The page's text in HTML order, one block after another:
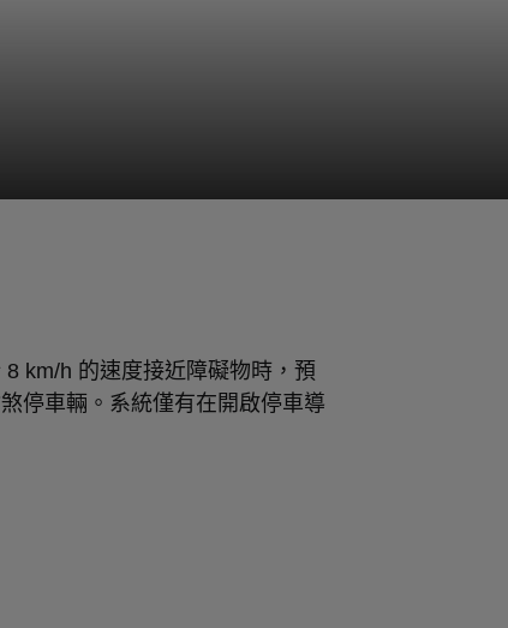
km/h 的速度接近障礙物時，預
停車輛。系統僅有在開啟停車導